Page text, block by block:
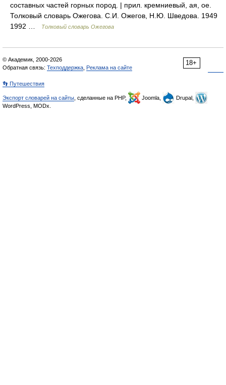
составных частей горных пород. | прил. кремниевый, ая, ое.
Толковый словарь Ожегова. С.И. Ожегов, Н.Ю. Шведова. 1949
1992 …
Толковый словарь Ожегова
18+
© Академик, 2000-2026
Обратная связь: Техподдержка Реклама на сайте
👣 Путешествия
Экспорт словарей на сайты , сделанные на PHP, Joomla,
Drupal,
WordPress, MODx.